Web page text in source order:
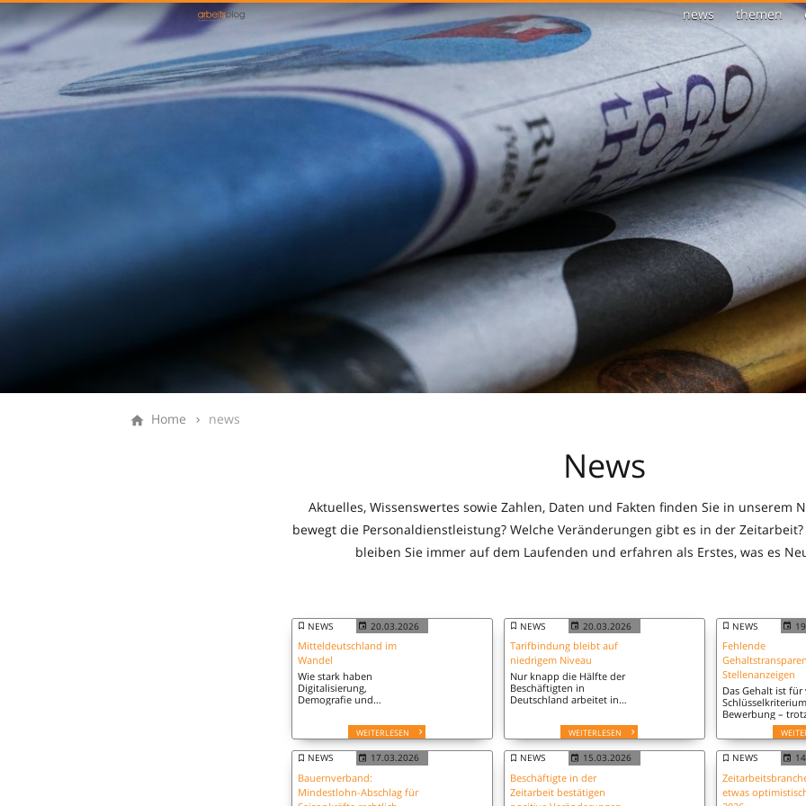
news themen
Home news
News
Aktuelles, Wissenswertes sowie Zahlen, Daten und Fakten finden Sie in unserem
bewegt die Personaldienstleistung? Welche Veränderungen gibt es in der
bleiben Sie immer auf dem Laufenden und erfahren als Erstes, was es
NEWS 20.03.2026
Mitteldeutschland im
Wandel
Wie stark haben
Digitalisierung,
Demografie und
Verschiebungen den
Arbeitsmarkt in
Mitteldeutschland
verändert? Eine aktuelle
IAB-Studie zeichnet die
wichtigsten
Entwicklungen der
WEITERLESEN
NEWS 20.03.2026
Tarifbindung bleibt auf
niedrigem Niveau
Nur knapp die Hälfte der
Beschäftigten in
Deutschland arbeitet in
Betrieben. Nach Angaben
des Statistischen
Bundesamts lag die
Tarifbindung 2025 bei 49
Prozent und damit auf
dem Niveau der Vorjahre.
WEITERLESEN
NEWS
Fehlende
Stellenanzeigen
Das Gehalt ist für
Bewerbung –
bleibt es meist im
Dunkeln. In 78
der
nennen
weder ein
Gehalt noch eine
Gehaltsspanne.
NEWS 17.03.2026
Bauernverband:
Mindestlohn-Abschlag für
NEWS 15.03.2026
Beschäftigte in der
Zeitarbeit bestätigen
NEWS
etwas